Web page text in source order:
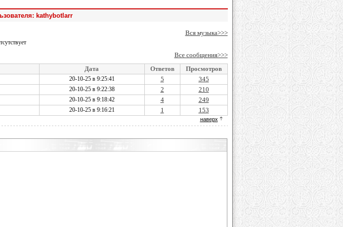
kathybotlarr
Вся музыка>>>
Все сообщения>>>
Дата Ответов Просмотров
20-10-25 в 9:25:41 5 345
20-10-25 в 9:22:38 2 210
20-10-25 в 9:18:42 4 249
20-10-25 в 9:16:21 1 153
наверх